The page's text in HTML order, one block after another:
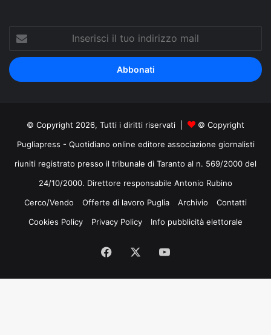
Inserisci
tuo
indirizzo
mail
© Copyright 2026, Tutti i diritti riservati |
© Copyright
Pugliapress - Quotidiano online editore associazione giornalisti
riuniti registrato presso il tribunale di Taranto al n. 569/2000 del
24/10/2000. Direttore responsabile Antonio Rubino
Cerco/Vendo
Offerte di lavoro Puglia Archivio
Contatti
Cookies Policy
Privacy Policy Info pubblicità elettorale
Facebook
Tube